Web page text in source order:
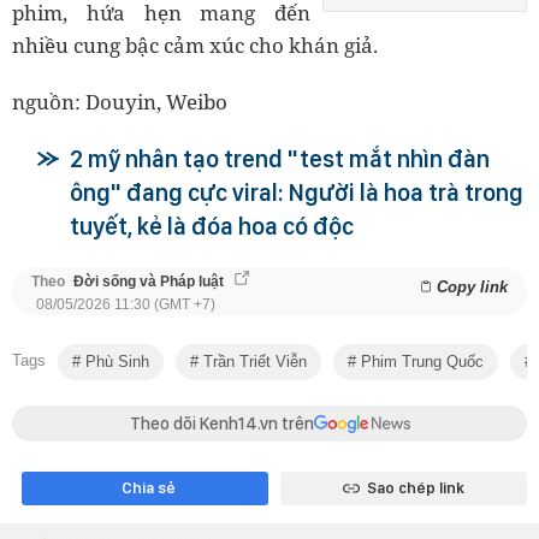
phim, hứa hẹn mang đến
nhiều cung bậc cảm xúc cho khán giả.
nguồn: Douyin, Weibo
2 mỹ nhân tạo trend "test mắt nhìn đàn
ông" đang cực viral: Người là hoa trà trong
tuyết, kẻ là đóa hoa có độc
Theo Đời sống và Pháp luật Copy link
08/05/2026 11:30 (GMT +7)
Tags Phù Sinh Trần Triết Viễn Phim Trung Quốc
Theo dõi Kenh14.vn trên
Chia sẻ Sao chép link